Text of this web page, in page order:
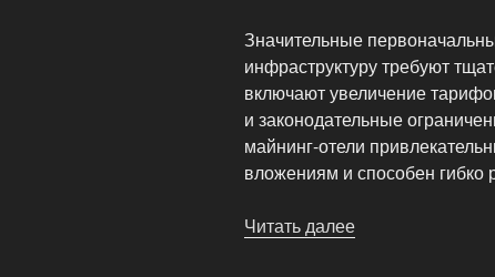
Значительные
инфраструктуру требуют
включают увеличение
и законодательные
майнинг-отели
вложениям и способен гибко
Читать далее